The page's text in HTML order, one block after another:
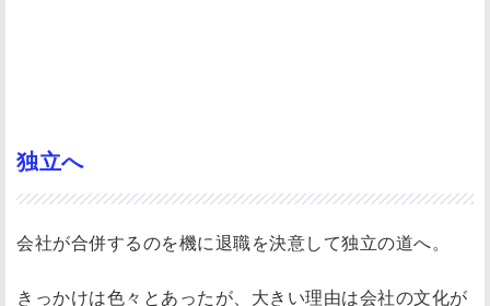
独立へ
会社が合併するのを機に退職を決意して独立の道へ。
きっかけは色々とあったが、大きい理由は会社の文化が